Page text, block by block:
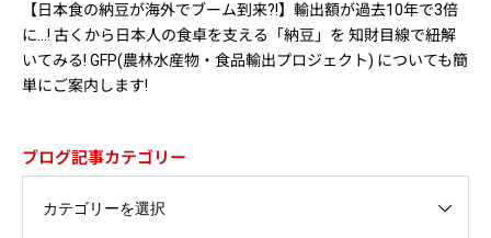
【日本食の納豆が海外でブーム到来?!】輸出額が過去10年で3倍
に…! 古くから日本人の食卓を支える「納豆」を 知財目線で紐解
いてみる! GFP(農林水産物・食品輸出プロジェクト) についても簡
単にご案内します!
ブログ記事カテゴリー